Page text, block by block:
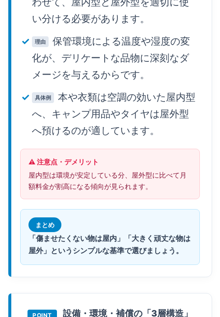
い分ける必要があります。
理由
保管環境による温度や湿度の変
化が、デリケートな品物に深刻なダ
メージを与えるからです。
具体例
本や衣類は空調の効いた屋内型
へ、キャンプ用品やタイヤは屋外型
へ預けるのが適しています。
⚠️ 注意点・デメリット
屋内型は環境が安定している分、屋外型に比べて月
額料金が割高になる傾向が見られます。
まとめ
「傷ませたくない物は屋内」「大きく頑丈な物は
屋外」というシンプルな基準で選びましょう。
設備・環境・補償の「3層構造」